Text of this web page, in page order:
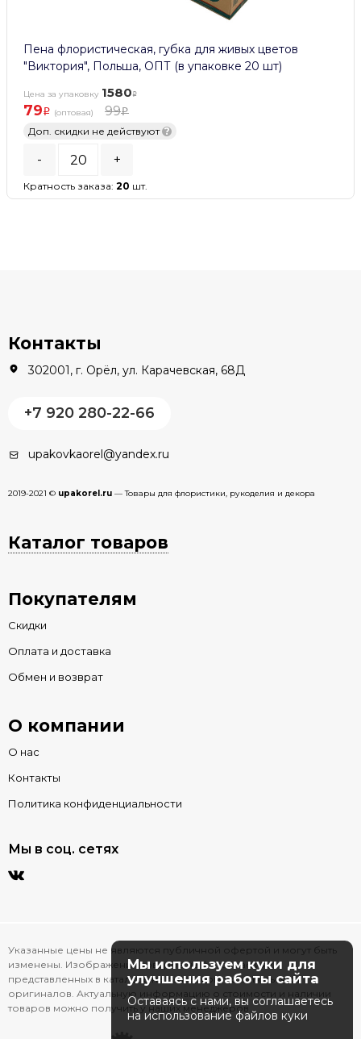
Пена флористическая, губка для живых цветов
"Виктория", Польша, ОПТ (в упаковке 20 шт)
Цена за упаковку 1580
79 (оптовая) 99
Доп. скидки не действуют ?
- +
Кратность заказа: 20 шт.
Контакты
302001, г. Орёл, ул. Карачевская, 68Д
+7 920 280-22-66
upakovkaorel@yandex.ru
2019-2021 © upakorel.ru — Товары для флористики, рукоделия и декора
Каталог товаров
Покупателям
Скидки
Оплата и доставка
Обмен и возврат
О компании
О нас
Контакты
Политика конфиденциальности
Мы в соц. сетях
Указанные цены не являются публичной офертой и могут быть
изменены. Изображения товаров на фотографиях,
представленных в каталоге на сайте, могут отличаться от
оригиналов. Актуальную информацию о стоимости и наличии
товаров можно получить у наших менеджеров.
Мы используем куки для
улучшения работы сайта
Оставаясь с нами, вы соглашаетесь
на использование файлов куки